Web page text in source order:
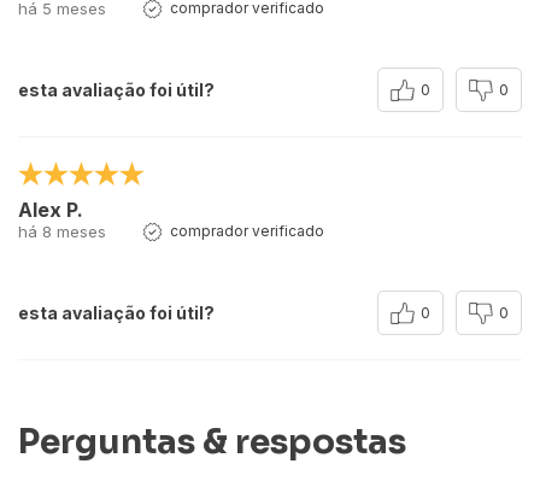
há 5 meses comprador verificado
esta avaliação foi útil? 0 0
Alex P.
há 8 meses comprador verificado
esta avaliação foi útil? 0 0
Perguntas & respostas